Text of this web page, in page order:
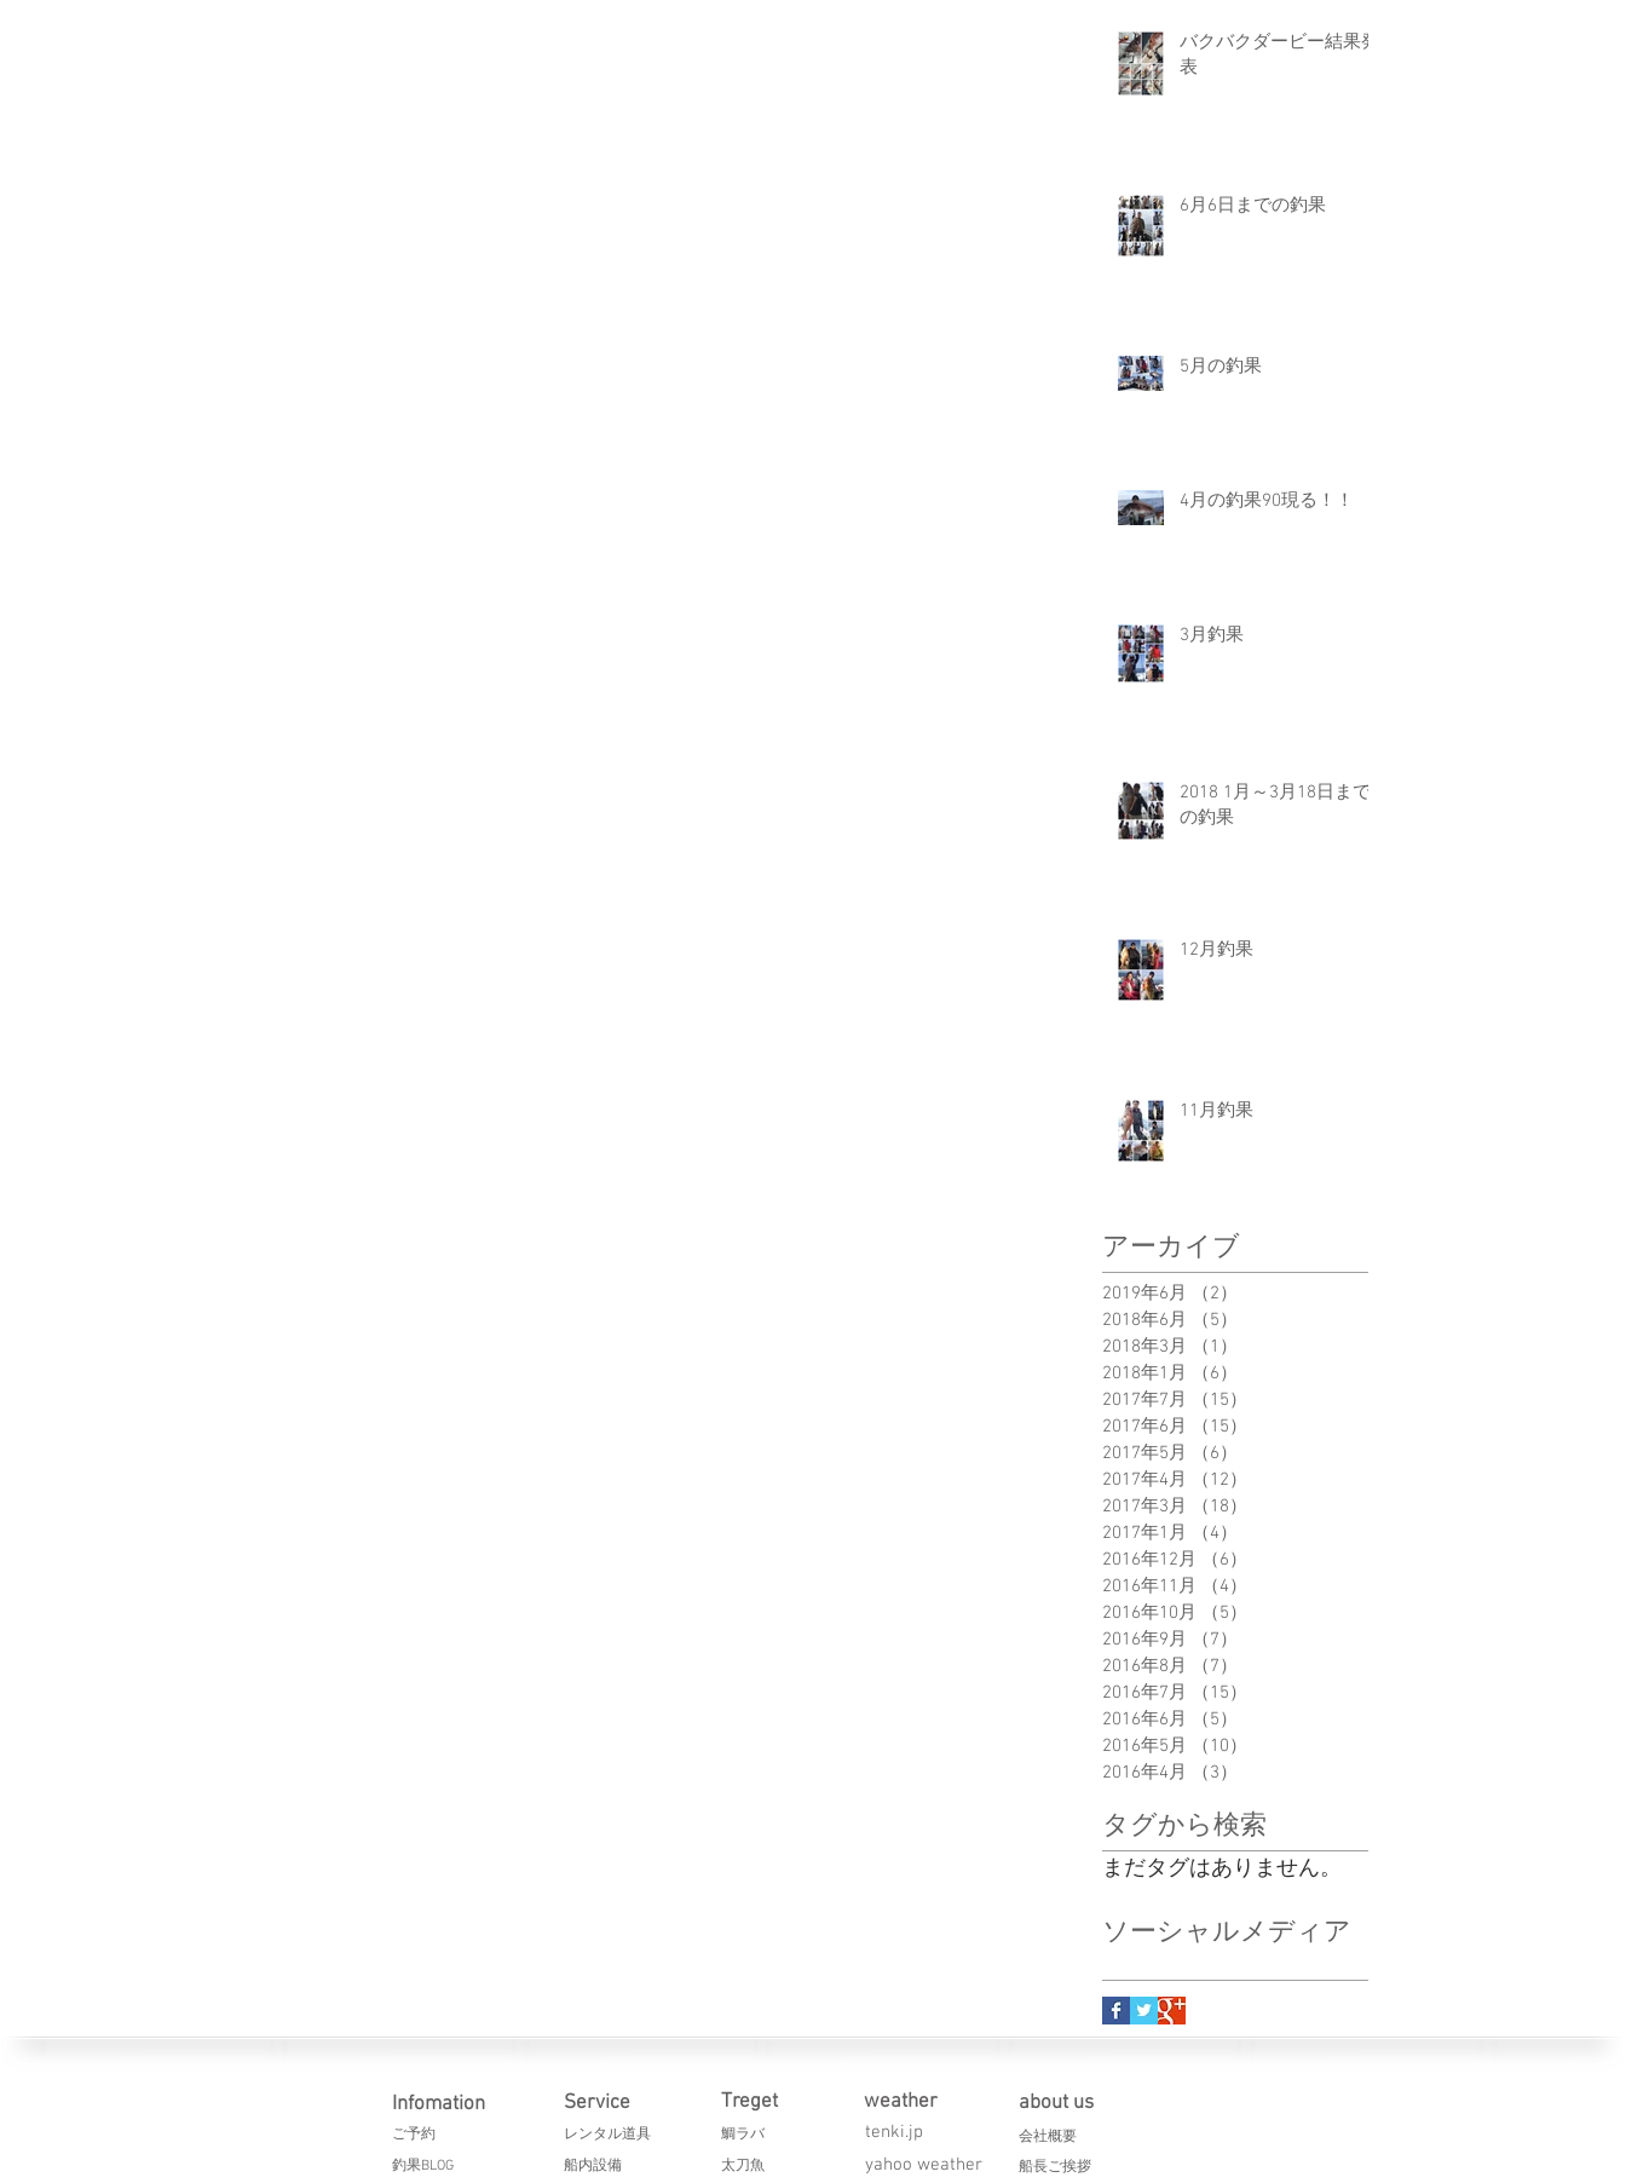
バクバクダービー結果発
表
6月6日までの釣果
5月の釣果
4月の釣果90現る！！
3月釣果
2018 1月～3月18日まで
の釣果
12月釣果
11月釣果
アーカイブ
2019年6月 （2）
2018年6月
（5）
2018年3月
（1）
2018年1月
（6）
2017年7月
（15）
2017年6月
（15）
2017年5月
（6）
2017年4月
（12）
2017年3月
（18）
2017年1月
（4）
2016年12月
（6）
2016年11月
（4）
2016年10月
（5）
2016年9月
（7）
2016年8月
（7）
2016年7月
（15）
2016年6月
（5）
2016年5月
（10）
2016年4月
（3）
タグから検索
まだタグはありません。
ソーシャルメディア
Infomation
​ご予約
釣果BLOG
Service
レンタル道具
船内設備
Treget
鯛ラバ
太刀魚
weather
tenki.jp
about us
会社概要
yahoo weather ​船長ご挨拶